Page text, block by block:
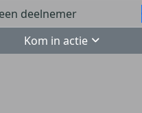
Kom in actie